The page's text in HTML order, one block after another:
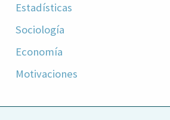
Estadísticas
Sociología
Economía
Motivaciones